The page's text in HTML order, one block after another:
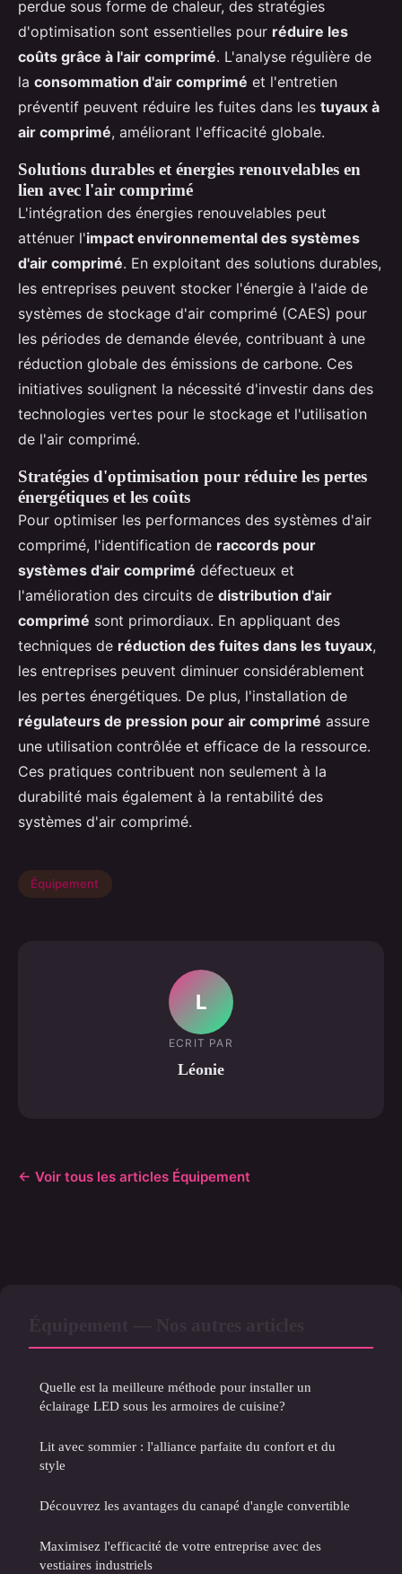
perdue sous forme de chaleur, des stratégies
d'optimisation sont essentielles pour réduire les
coûts grâce à l'air comprimé. L'analyse régulière de
la consommation d'air comprimé et l'entretien
préventif peuvent réduire les fuites dans les tuyaux à
air comprimé, améliorant l'efficacité globale.
Solutions durables et énergies renouvelables en
lien avec l'air comprimé
L'intégration des énergies renouvelables peut
atténuer l'impact environnemental des systèmes
d'air comprimé. En exploitant des solutions durables,
les entreprises peuvent stocker l'énergie à l'aide de
systèmes de stockage d'air comprimé (CAES) pour
les périodes de demande élevée, contribuant à une
réduction globale des émissions de carbone. Ces
initiatives soulignent la nécessité d'investir dans des
technologies vertes pour le stockage et l'utilisation
de l'air comprimé.
Stratégies d'optimisation pour réduire les pertes
énergétiques et les coûts
Pour optimiser les performances des systèmes d'air
comprimé, l'identification de raccords pour
systèmes d'air comprimé défectueux et
l'amélioration des circuits de distribution d'air
comprimé sont primordiaux. En appliquant des
techniques de réduction des fuites dans les tuyaux,
les entreprises peuvent diminuer considérablement
les pertes énergétiques. De plus, l'installation de
régulateurs de pression pour air comprimé assure
une utilisation contrôlée et efficace de la ressource.
Ces pratiques contribuent non seulement à la
durabilité mais également à la rentabilité des
systèmes d'air comprimé.
Équipement
L
ECRIT PAR
Léonie
← Voir tous les articles Équipement
Quelle est la meilleure méthode pour installer un
éclairage LED sous les armoires de cuisine?
Lit avec sommier : l'alliance parfaite du confort et du
style
Découvrez les avantages du canapé d'angle convertible
Maximisez l'efficacité de votre entreprise avec des
vestiaires industriels